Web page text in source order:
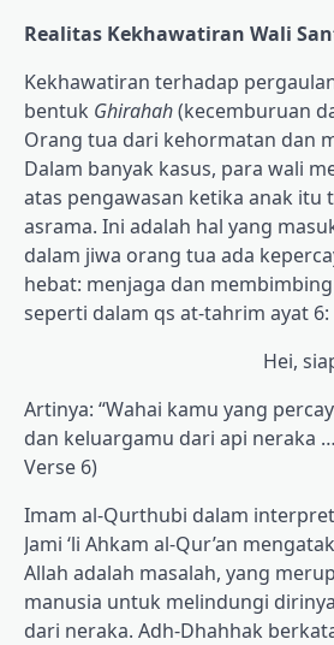
Realitas Kekhawatiran Wali
Kekhawatiran terhadap
bentuk Ghirahah(kecemburuan
Orang tua dari kehormatan dan
Dalam banyak kasus, para wali
atas pengawasan ketika anak itu
asrama. Ini adalah hal yang
dalam jiwa orang tua ada
hebat: menjaga dan
seperti dalam qs at-tahrim ayat 6:
Hei,
Artinya: “Wahai kamu yang
dan keluargamu dari api neraka
Verse 6)
Imam al-Qurthubi dalam
Jami ‘li Ahkam al-Qur’an
Allah adalah masalah, yang
manusia untuk melindungi
dari neraka. Adh-Dhahhak